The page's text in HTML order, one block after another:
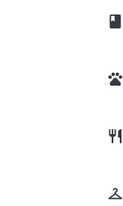
class
pets
restaurant
checkroom